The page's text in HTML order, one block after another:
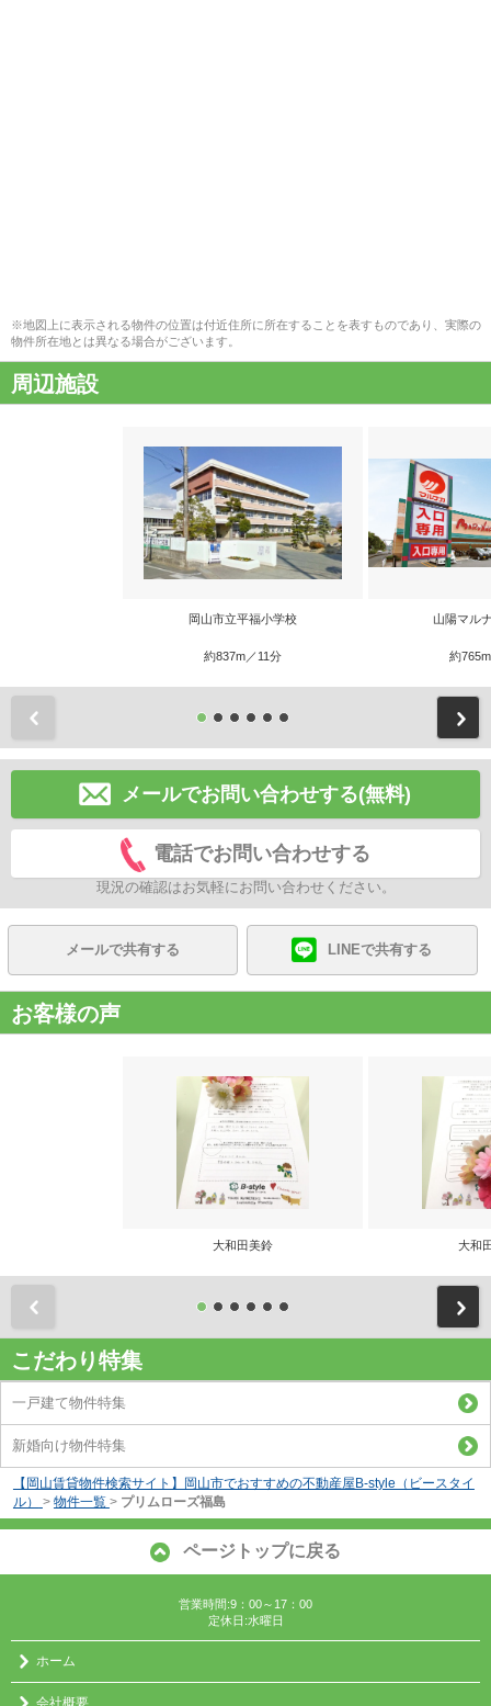
※地図上に表示される物件の位置は付近住所に所在することを表すものであり、実際の
物件所在地とは異なる場合がございます。
周辺施設
岡山市立平福小学校
約837m／11分
山陽マル
約
メールでお問い合わせする(無料)
電話でお問い合わせする
現況の確認はお気軽にお問い合わせください。
メールで共有する LINEで共有する
お客様の声
大和田美鈴 大和
こだわり特集
一戸建て物件特集
新婚向け物件特集
【岡山賃貸物件検索サイト】岡山市でおすすめの不動産屋B-style（ビースタイ
ル）
> 物件一覧 > プリムローズ福島
ページトップに戻る
営業時間:9：00～17：00
定休日:水曜日
ホーム